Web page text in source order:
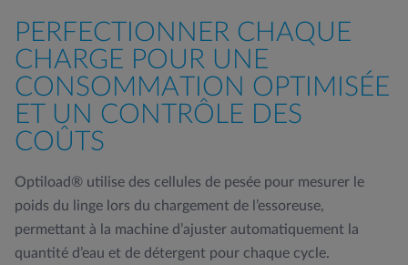
PERFECTIONNER CHAQUE
CHARGE POUR UNE
CONSOMMATION OPTIMISÉE
ET UN CONTRÔLE DES
COÛTS
Optiload® utilise des cellules de pesée pour mesurer le
poids du linge lors du chargement de l’essoreuse,
permettant à la machine d’ajuster automatiquement la
quantité d’eau et de détergent pour chaque cycle.